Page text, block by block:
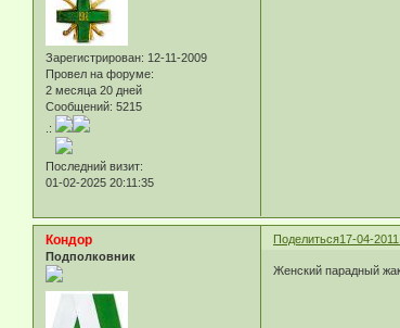
Зарегистрирован: 12-11-2009
Провел на форуме:
2 месяца 20 дней
Сообщений: 5215
.:
Последний визит:
01-02-2025 20:11:35
Поделиться17-04-
Кондор
Подполковник
Женский парадный